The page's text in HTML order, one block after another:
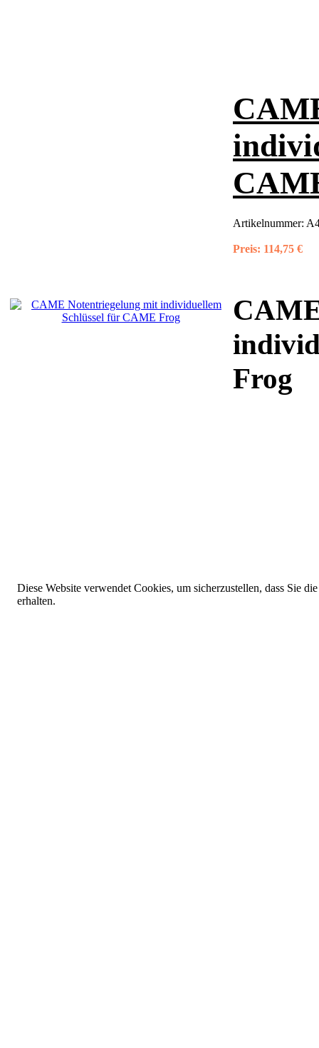
Artikelnummer:
Preis: 114,75 €
Frog
Diese Website verwendet Cookies, um sicherzustellen, dass Sie
erhalten.